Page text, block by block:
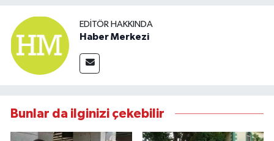
EDITÖR HAKKINDA
Haber Merkezi
Bunlar da ilginizi çekebilir